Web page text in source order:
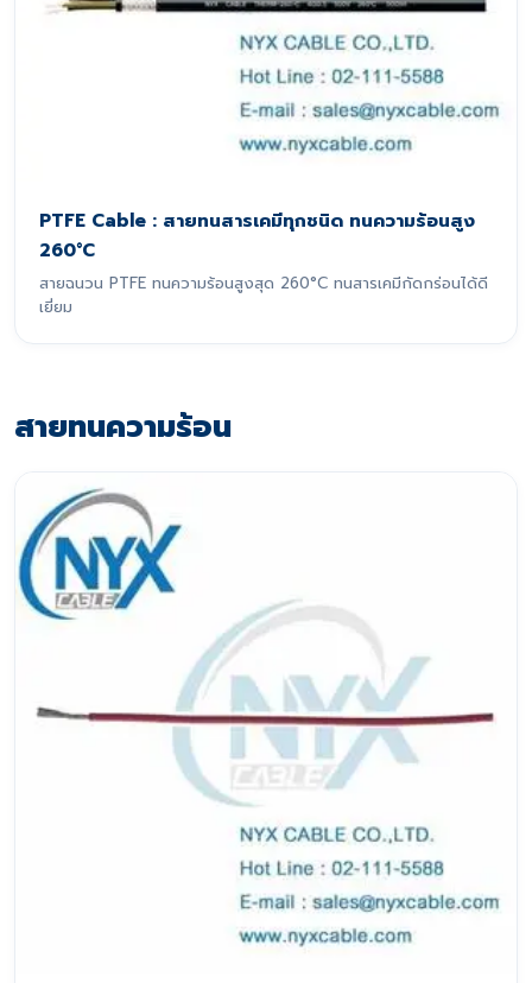
PTFE Cable : สายทนสารเคมีทุกชนิด ทนความร้อนสูง
260°C
สายฉนวน PTFE ทนความร้อนสูงสุด 260°C ทนสารเคมีกัดกร่อนได้ดี
เยี่ยม
สายทนความร้อน